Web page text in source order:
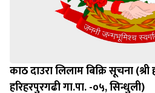
काठ दाउरा लिलाम बिक्रि सूचना
हरिहरपुरगढी गा.पा. -०५, सिन्धुली)